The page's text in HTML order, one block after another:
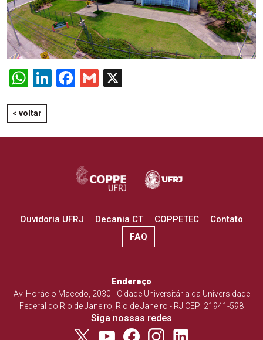
WhatsApp
LinkedIn
Facebook
Gmail
< voltar
Ouvidoria UFRJ Decania CT COPPETEC
Contato
FAQ
Endereço
Av. Horácio Macedo, 2030 - Cidade Universitária da Universidade
Federal do Rio de Janeiro, Rio de Janeiro - RJ CEP: 21941-598
Siga nossas redes